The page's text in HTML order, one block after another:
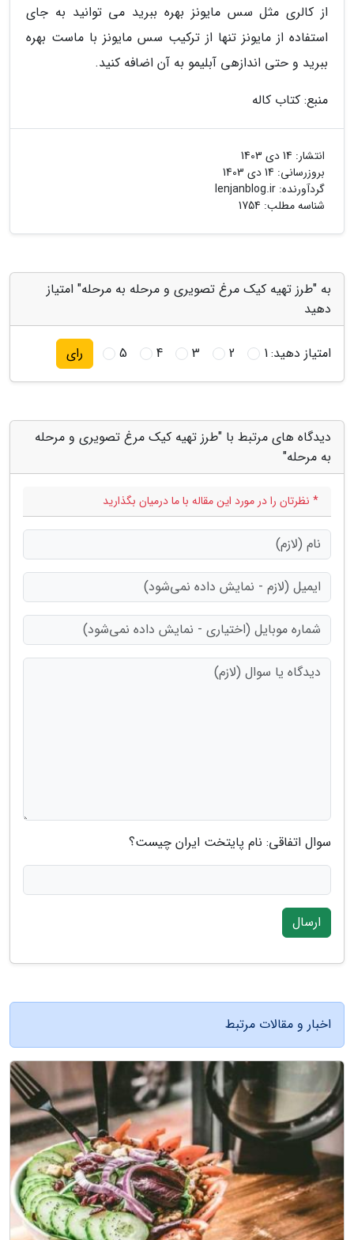
از کالری مثل سس مایونز بهره ببرید می توانید به جای
استفاده از مایونز تنها از ترکیب سس مایونز با ماست بهره
ببرید و حتی اندازهی آبلیمو به آن اضافه کنید.
منبع: کتاب کاله
انتشار: 14 دی 1403
بروزرسانی: 14 دی 1403
گردآورنده: lenjanblog.ir
شناسه مطلب: 1754
به "طرز تهیه کیک مرغ تصویری و مرحله به مرحله" امتیاز
دهید
امتیاز دهید:1
2
3
4
5 رای
دیدگاه های مرتبط با "طرز تهیه کیک مرغ تصویری و مرحله
به مرحله"
* نظرتان را در مورد این مقاله با ما درمیان بگذارید
سوال اتفاقی: نام پایتخت ایران چیست؟
ارسال
اخبار و مقالات مرتبط